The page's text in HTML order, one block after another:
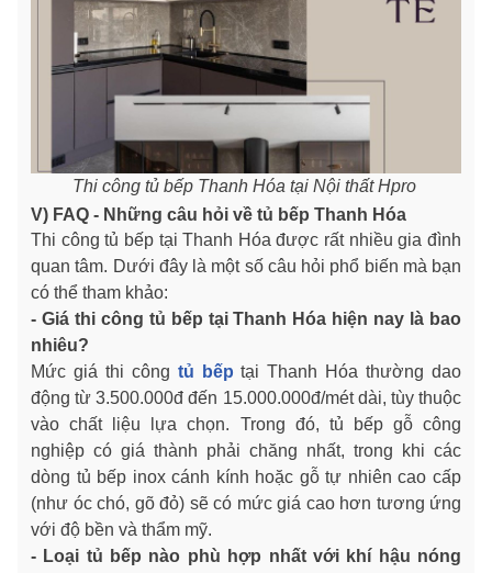
Thi công tủ bếp Thanh Hóa tại Nội thất Hpro
V) FAQ - Những câu hỏi về tủ bếp Thanh Hóa
Thi công tủ bếp tại Thanh Hóa được rất nhiều gia đình
quan tâm. Dưới đây là một số câu hỏi phổ biến mà bạn
có thể tham khảo:
- Giá thi công tủ bếp tại Thanh Hóa hiện nay là bao
nhiêu?
Mức giá thi công tủ bếp tại Thanh Hóa thường dao
động từ 3.500.000đ đến 15.000.000đ/mét dài, tùy thuộc
vào chất liệu lựa chọn. Trong đó, tủ bếp gỗ công
nghiệp có giá thành phải chăng nhất, trong khi các
dòng tủ bếp inox cánh kính hoặc gỗ tự nhiên cao cấp
(như óc chó, gõ đỏ) sẽ có mức giá cao hơn tương ứng
với độ bền và thẩm mỹ.
- Loại tủ bếp nào phù hợp nhất với khí hậu nóng